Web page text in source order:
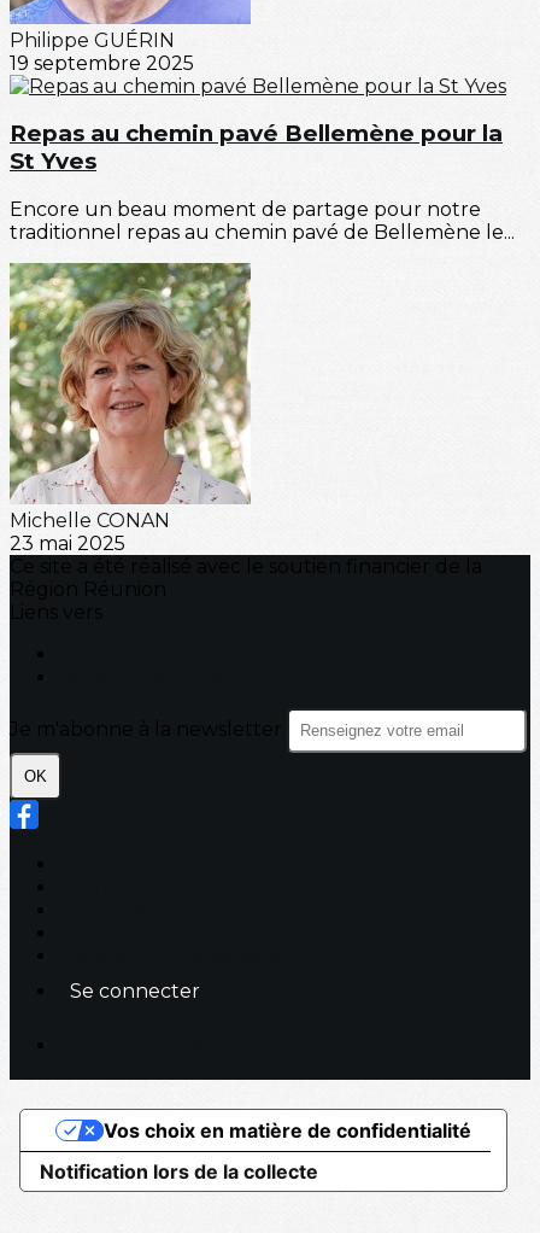
Philippe GUÉRIN
19 septembre 2025
Repas au chemin pavé Bellemène pour la
St Yves
Encore un beau moment de partage pour notre
traditionnel repas au chemin pavé de Bellemène le...
Michelle CONAN
23 mai 2025
OK
Se connecter
Notification lors de la collecte
Vos choix en matière de confidentialité